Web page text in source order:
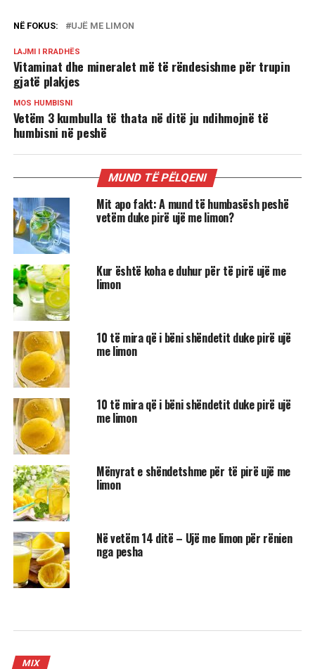
NË FOKUS: UJË ME LIMON
LAJMI I RRADHËS
Vitaminat dhe mineralet më të rëndesishme për trupin
gjatë plakjes
MOS HUMBISNI
Vetëm 3 kumbulla të thata në ditë ju ndihmojnë të
humbisni në peshë
MUND TË PËLQENI
Mit apo fakt: A mund të humbasësh peshë
vetëm duke pirë ujë me limon?
Kur është koha e duhur për të pirë ujë me
limon
10 të mira që i bëni shëndetit duke pirë ujë
me limon
10 të mira që i bëni shëndetit duke pirë ujë
me limon
Mënyrat e shëndetshme për të pirë ujë me
limon
Në vetëm 14 ditë – Ujë me limon për rënien
nga pesha
MIX